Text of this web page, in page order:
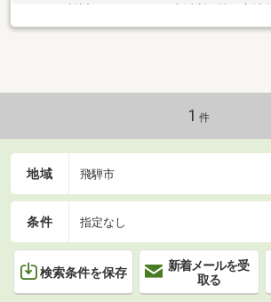
してもご検討いただけます。生活利便性と立地
物件です。
1 件
地域 飛騨市
条件 指定なし
検索条件を保存
新着メールを受
取る